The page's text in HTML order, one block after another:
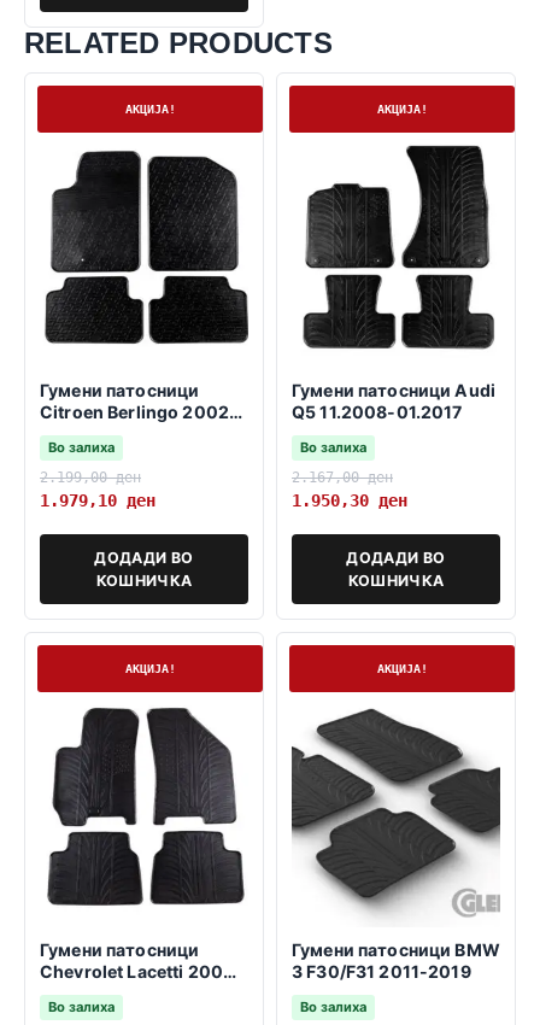
RELATED PRODUCTS
АКЦИЈА!
Гумени патосници
Citroen Berlingo 2002-
2007
Во залиха
2.199,00ден
1.979,10 ден
ДОДАДИ ВО
КОШНИЧКА
АКЦИЈА!
Гумени патосници Audi
Q5 11.2008-01.2017
Во залиха
2.167,00ден
1.950,30 ден
ДОДАДИ ВО
КОШНИЧКА
АКЦИЈА!
Гумени патосници
Chevrolet Lacetti 2004-
2010
Во залиха
АКЦИЈА!
Гумени патосници BMW
3 F30/F31 2011-2019
Во залиха